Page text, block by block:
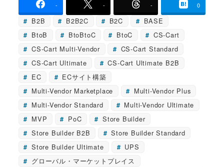
- - - 0
B2B B2B2C B2C
BASE
BtoB
BtoBtoC BtoC
CS-Cart
CS-Cart Multi-Vendor
CS-Cart Standard
CS-Cart Ultimate
CS-Cart Ultimate B2B
EC
ECサイト構築
Multi-Vendor Marketplace
Multi-Vendor Plus
Multi-Vendor Standard
Multi-Vendor Ultimate
MVP
PoC
Store Builder
Store Builder B2B
Store Builder Standard
Store Builder Ultimate
UPS
グローバル・マーケットプレイス